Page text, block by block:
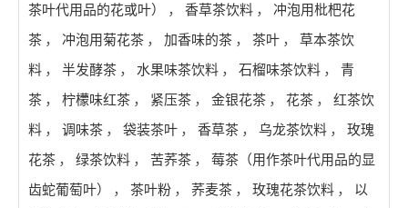
茶叶代用品的花或叶）
， 香草茶饮料 ，
冲泡用枇杷花
茶 ， 冲泡用菊花茶 ， 加香味的茶 ， 茶叶 ，
草本茶饮
料 ， 半发酵茶 ， 水果味茶饮料 ， 石榴味茶饮料 ，
青
茶 ， 柠檬味红茶 ， 紧压茶 ， 金银花茶 ， 花茶 ，
红茶饮
料 ， 调味茶 ， 袋装茶叶 ， 香草茶 ， 乌龙茶饮料 ，
玫瑰
花茶 ， 绿茶饮料 ， 苦荞茶 ，
莓茶（用作茶叶代用品的显
齿蛇葡萄叶）
， 茶叶粉 ， 荞麦茶 ， 玫瑰花茶饮料 ，
以